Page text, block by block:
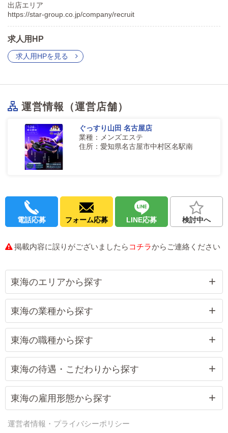
出店エリア
https://star-group.co.jp/company/recruit
求人用HP
求人用HPを見る
運営情報（運営店舗）
ぐっすり山田 名古屋店
業種：メンズエステ
住所：愛知県名古屋市中村区名駅南
電話応募 フォーム応募 LINE応募 検討中へ
掲載内容に誤りがございましたら コチラからご連絡ください
東海のエリアから探す
東海の業種から探す
東海の職種から探す
東海の待遇・こだわりから探す
東海の雇用形態から探す
運営者情報・プライバシーポリシー